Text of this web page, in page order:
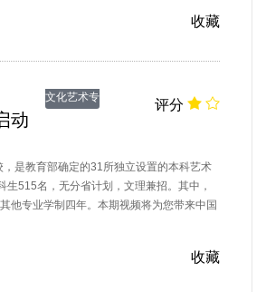
收藏
动
文化艺术专
评分
是教育部确定的31所独立设置的本科艺术
515名，无分省计划，文理兼招。其中，
他专业学制四年。本期视频将为您带来中国
看。
收藏